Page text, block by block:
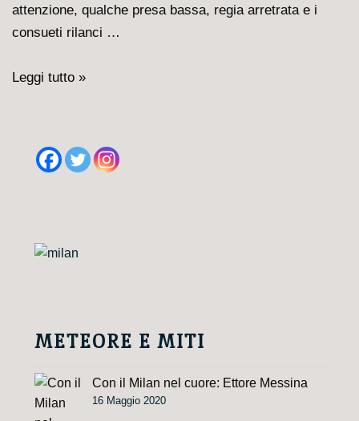
attenzione, qualche presa bassa, regia arretrata e i
consueti rilanci …
Milan-
benissimo
Leggi tutto »
METEORE E MITI
Con il Milan nel cuore: Ettore Messina
16 Maggio 2020